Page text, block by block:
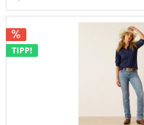
TIPP!